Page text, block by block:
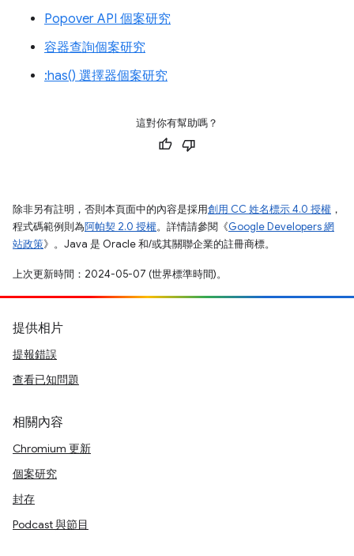
Popover API 個案研究
容器查詢個案研究
:has() 選擇器個案研究
這對你有幫助嗎？
除非另有註明，否則本頁面中的內容是採用創用 CC 姓名標示 4.0 授權 ，
程式碼範例則為阿帕契 2.0 授權。詳情請參閱《Google Developers 網
站政策》。Java 是 Oracle 和/或其關聯企業的註冊商標。
上次更新時間：2024-05-07 (世界標準時間)。
提供相片
提報錯誤
查看已知問題
相關內容
Chromium 更新
個案研究
封存
Podcast 與節目